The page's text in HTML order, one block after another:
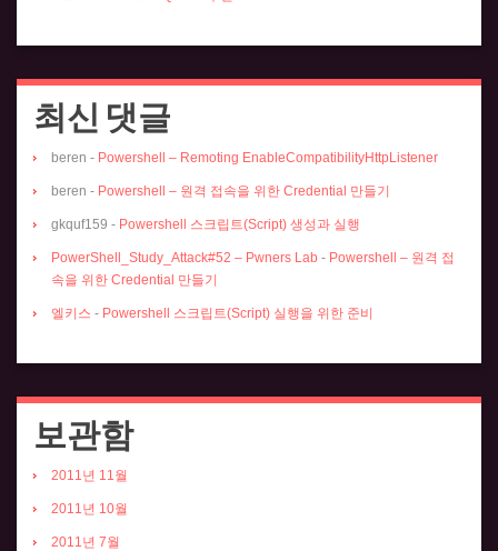
최신 댓글
beren - Powershell – Remoting EnableCompatibilityHttpListener
beren - Powershell – 원격 접속을 위한 Credential 만들기
gkquf159 - Powershell 스크립트(Script) 생성과 실행
PowerShell_Study_Attack#52 – Pwners Lab - Powershell – 원격 접
속을 위한 Credential 만들기
엘키스 - Powershell 스크립트(Script) 실행을 위한 준비
보관함
2011년 11월
2011년 10월
2011년 7월